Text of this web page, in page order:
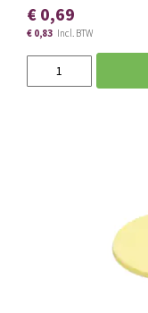
€ 0,83
€ 0,69
Slechts
€ 0,70
€ 0,58